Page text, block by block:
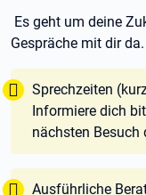
Es geht um deine
Gespräche mit dir da.
Tipp:
Sprechzeiten
Informiere dich
nächsten Besuch
Tipp:
Ausführliche